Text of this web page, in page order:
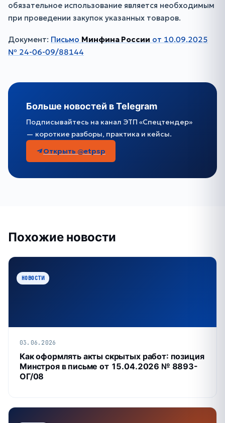
обязательное использование является необходимым
при проведении закупок указанных товаров.
Документ: Письмо Минфина России от 10.09.2025
№ 24-06-09/88144
Больше новостей в Telegram
Подписывайтесь на канал ЭТП «Спецтендер»
— короткие разборы, практика и кейсы.
Открыть @etpsp
Похожие новости
НОВОСТИ
03.06.2026
Как оформлять акты скрытых работ: позиция
Минстроя в письме от 15.04.2026 № 8893-
ОГ/08